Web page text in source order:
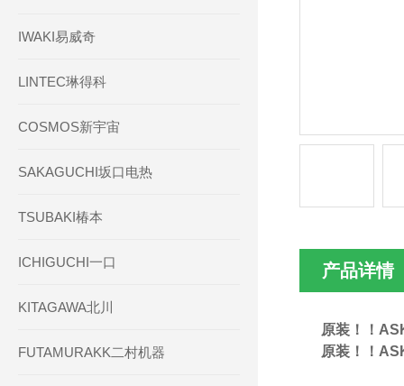
IWAKI易威奇
LINTEC琳得科
COSMOS新宇宙
SAKAGUCHI坂口电热
TSUBAKI椿本
ICHIGUCHI一口
KITAGAWA北川
FUTAMURAKK二村机器
产品详情
原装！！
原装！！